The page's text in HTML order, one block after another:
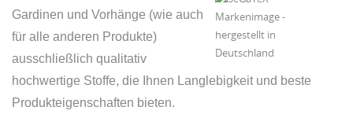
Gardinen und Vorhänge (wie auch
für alle anderen Produkte)
ausschließlich qualitativ
hochwertige Stoffe, die Ihnen Langlebigkeit und beste
Produkteigenschaften bieten.